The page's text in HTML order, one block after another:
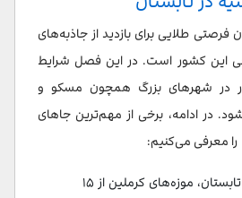
فرصتی طلایی برای بازدید از جاذبه‌های
این کشور است. در این فصل شرایط
در شهرهای بزرگ همچون مسکو و
در ادامه، برخی از مهم‌ترین جاهای
را معرفی می‌کنیم:
در تابستان، موزه‌های کرملین از ۱۵